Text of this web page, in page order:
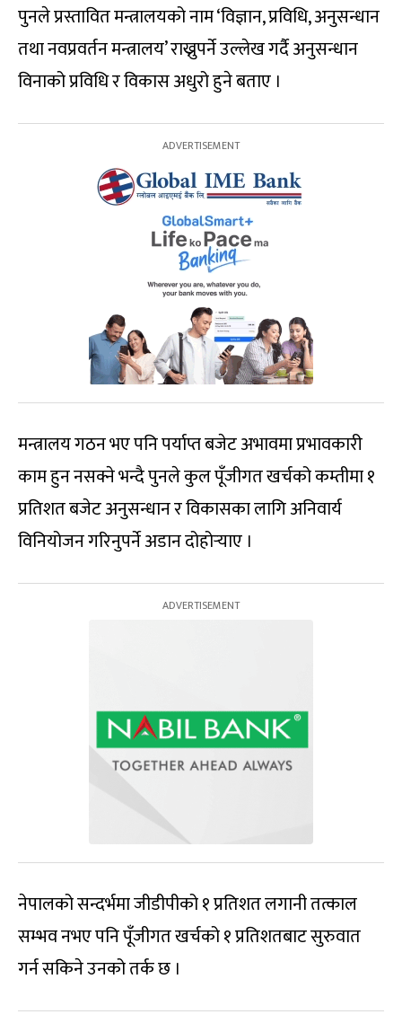
पुनले प्रस्तावित मन्त्रालयको नाम ‘विज्ञान, प्रविधि, अनुसन्धान
तथा नवप्रवर्तन मन्त्रालय’ राख्नुपर्ने उल्लेख गर्दै अनुसन्धान
विनाको प्रविधि र विकास अधुरो हुने बताए ।
मन्त्रालय गठन भए पनि पर्याप्त बजेट अभावमा प्रभावकारी
काम हुन नसक्ने भन्दै पुनले कुल पूँजीगत खर्चको कम्तीमा १
प्रतिशत बजेट अनुसन्धान र विकासका लागि अनिवार्य
विनियोजन गरिनुपर्ने अडान दोहोर्‍याए ।
नेपालको सन्दर्भमा जीडीपीको १ प्रतिशत लगानी तत्काल
सम्भव नभए पनि पूँजीगत खर्चको १ प्रतिशतबाट सुरुवात
गर्न सकिने उनको तर्क छ ।